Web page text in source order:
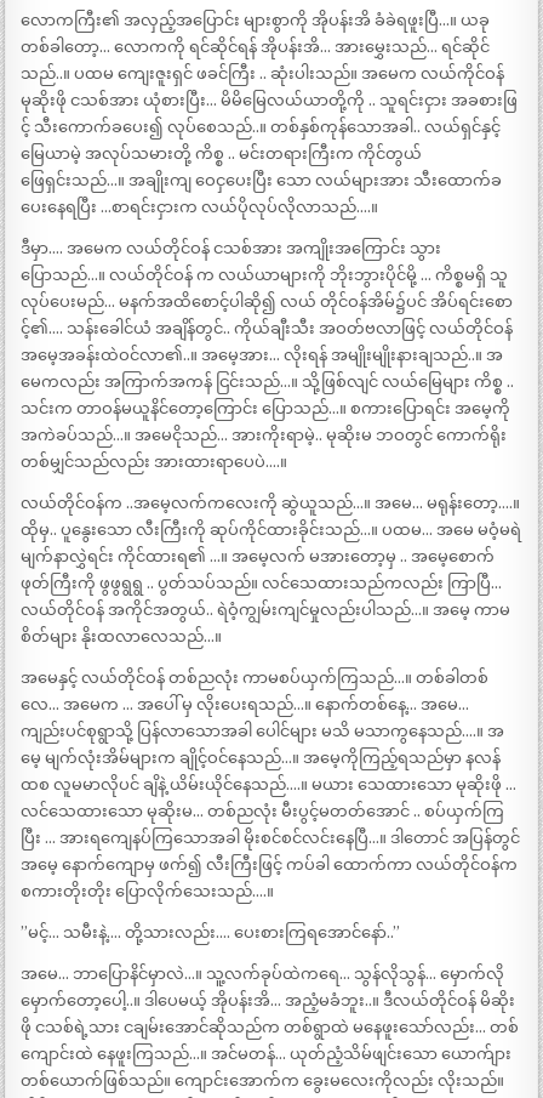
လောကကြီး၏ အလှည့်အပြောင်း များစွာကို အိုပန်းအိ ခံခဲရဖူးပြီ…။ ယခု
တစ်ခါတော့… လောကကို ရင်ဆိုင်ရန် အိုပန်းအိ… အားမွှေးသည်… ရင်ဆိုင်
သည်..။ ပထမ ကျေးဇူးရှင် ဖခင်ကြီး .. ဆုံးပါးသည်။ အမေက လယ်ကိုင်ဝန်
မုဆိုးဖို ငသစ်အား ယုံစားပြီး… မိမိမြေလယ်ယာတို့ကို .. သူရင်းငှား အခစားဖြ
င့် သီးကောက်ခပေး၍ လုပ်စေသည်..။ တစ်နှစ်ကုန်သောအခါ.. လယ်ရှင်နှင့်
မြေယာမဲ့ အလုပ်သမားတို့ ကိစ္စ .. မင်းတရားကြီးက ကိုင်တွယ်
ဖြေရှင်းသည်…။ အချိုးကျ ဝေငှပေးပြီး သော လယ်များအား သီးထောက်ခ
ပေးနေရပြီး …စာရင်းငှားက လယ်ပိုလုပ်လိုလာသည်….။
ဒီမှာ…. အမေက လယ်တိုင်ဝန် ငသစ်အား အကျိုးအကြောင်း သွား
ပြောသည်…။ လယ်တိုင်ဝန် က လယ်ယာများကို ဘိုးဘွားပိုင်မို့ … ကိစ္စမရှိ သူ
လုပ်ပေးမည်… မနက်အထိစောင့်ပါဆို၍ လယ် တိုင်ဝန်အိမ်၌ပင် အိပ်ရင်းစော
င့်၏…. သန်းခေါင်ယံ အချိန်တွင်.. ကိုယ်ချီးသီး အဝတ်ဗလာဖြင့် လယ်တိုင်ဝန်
အမေ့အခန်းထဲဝင်လာ၏..။ အမေ့အား… လိုးရန် အမျိုးမျိုးနားချသည်..။ အ
မေကလည်း အကြာက်အကန် ငြင်းသည်…။ သို့ဖြစ်လျင် လယ်မြေများ ကိစ္စ ..
သင်းက တာဝန်မယူနိင်တော့ကြောင်း ပြောသည်…။ စကားပြောရင်း အမေ့ကို
အကဲခပ်သည်…။ အမေငိုသည်… အားကိုးရာမဲ့.. မုဆိုးမ ဘဝတွင် ကောက်ရိုး
တစ်မျှင်သည်လည်း အားထားရာပေပဲ….။
လယ်တိုင်ဝန်က ..အမေ့လက်ကလေးကို ဆွဲယူသည်…။ အမေ… မရုန်းတော့….။
ထိုမှ.. ပူနွေးသော လီးကြီးကို ဆုပ်ကိုင်ထားခိုင်းသည်…။ ပထမ… အမေ မဝံ့မရဲ
မျက်နာလွှဲရင်း ကိုင်ထားရ၏ …။ အမေ့လက် မအားတော့မှ .. အမေ့စောက်
ဖုတ်ကြီးကို ဖွဖွရွရွ .. ပွတ်သပ်သည်။ လင်သေထားသည်ကလည်း ကြာပြီ…
လယ်တိုင်ဝန် အကိုင်အတွယ်.. ရဲဝံ့ကျွမ်းကျင်မှုလည်းပါသည်…။ အမေ့ ကာမ
စိတ်များ နိုးထလာလေသည်…။
အမေနှင့် လယ်တိုင်ဝန် တစ်ညလုံး ကာမစပ်ယှက်ကြသည်…။ တစ်ခါတစ်
လေ… အမေက … အပေါ် မှ လိုးပေးရသည်…။ နောက်တစ်နေ့… အမေ…
ကျည်းပင်စုရွာသို့ ပြန်လာသောအခါ ပေါင်များ မသိ မသာကွနေသည်….။ အ
မေ့ မျက်လုံးအိမ်များက ချိုင့်ဝင်နေသည်…။ အမေ့ကိုကြည့်ရသည်မှာ နလန်
ထစ လူမမာလိုပင် ချိနဲ့ ယိမ်းယိုင်နေသည်….။ မယား သေထားသော မုဆိုးဖို …
လင်သေထားသော မုဆိုးမ… တစ်ညလုံး မီးပွင့်မတတ်အောင် .. စပ်ယှက်ကြ
ပြီး … အားရကျေနပ်ကြသောအခါ မိုးစင်စင်လင်းနေပြီ…။ ဒါတောင် အပြန်တွင်
အမေ့ နောက်ကျောမှ ဖက်၍ လီးကြီးဖြင့် ကပ်ခါ ထောက်ကာ လယ်တိုင်ဝန်က
စကားတိုးတိုး ပြောလိုက်သေးသည်….။
”မင့်… သမီးနဲ့…. တို့သားလည်း…. ပေးစားကြရအောင်နော်..”
အမေ… ဘာပြောနိင်မှာလဲ…။ သူ့လက်ခုပ်ထဲကရေ… သွန်လိုသွန်… မှောက်လို
မှောက်တော့ပေါ့..။ ဒါပေမယ့် အိုပန်းအိ… အညံ့မခံဘူး..။ ဒီလယ်တိုင်ဝန် မိဆိုး
ဖို ငသစ်ရဲ့သား ငချမ်းအောင်ဆိုသည်က တစ်ရွာထဲ မနေဖူးသော်လည်း… တစ်
ကျောင်းထဲ နေဖူးကြသည်…။ အင်မတန်… ယုတ်ညံ့သိမ်ဖျင်းသော ယောက်ျား
တစ်ယောက်ဖြစ်သည်။ ကျောင်းအောက်က ခွေးမလေးကိုလည်း လိုးသည်။